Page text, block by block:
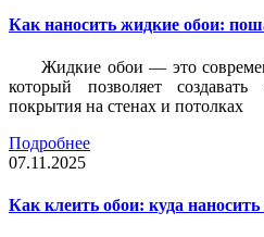
Как наносить жидкие обои:
Жидкие обои — это
который позволяет
покрытия на стенах и потолках
Подробнее
07.11.2025
Как клеить обои: куда наносить